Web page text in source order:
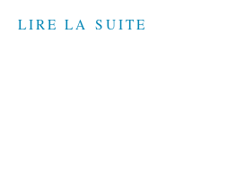
LIRE LA SUITE